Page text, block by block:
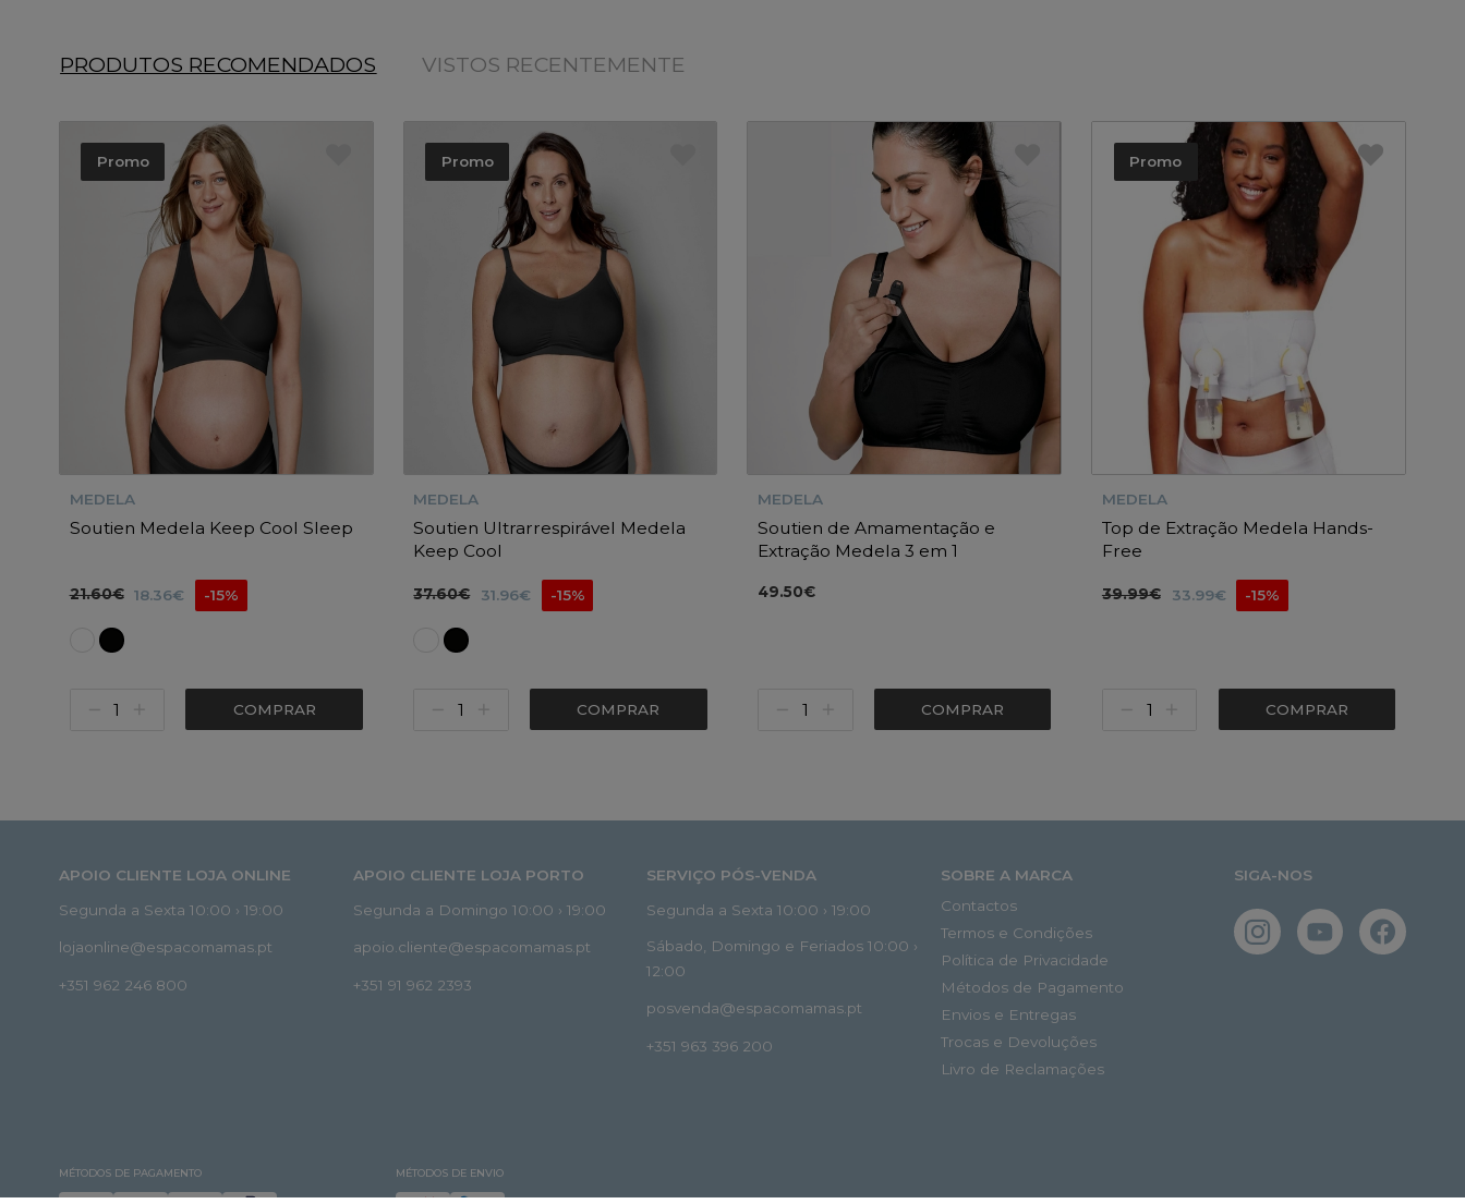
PRODUTOS RECOMENDADOS VISTOS RECENTEMENTE
Promo
MEDELA
Soutien Medela Keep Cool Sleep
21.60€ 18.36€ -15%
COMPRAR
Promo
MEDELA
Soutien Ultrarrespirável Medela
Keep Cool
37.60€ 31.96€ -15%
COMPRAR
MEDELA
Soutien de Amamentação e
Extração Medela 3 em 1
49.50€
COMPRAR
Promo
MEDELA
Top de Extração Medela Hands-
Free
39.99€ 33.99€ -15%
COMPRAR
APOIO CLIENTE LOJA ONLINE
Segunda a Sexta 10:00 › 19:00
lojaonline@espacomamas.pt
+351 962 246 800
APOIO CLIENTE LOJA PORTO
Segunda a Domingo 10:00 › 19:00
apoio.cliente@espacomamas.pt
+351 91 962 2393
SERVIÇO PÓS-VENDA
Segunda a Sexta 10:00 › 19:00
Sábado, Domingo e Feriados 10:00 ›
12:00
posvenda@espacomamas.pt
+351 963 396 200
SOBRE A MARCA
Contactos
Termos e Condições
Política de Privacidade
Métodos de Pagamento
Envios e Entregas
Trocas e Devoluções
Livro de Reclamações
SIGA-NOS
MÉTODOS DE PAGAMENTO MÉTODOS DE ENVIO